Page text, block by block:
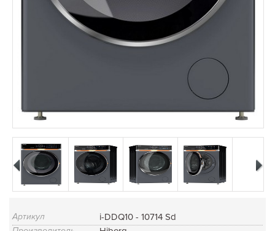
Артикул i-DDQ10 - 10714 Sd